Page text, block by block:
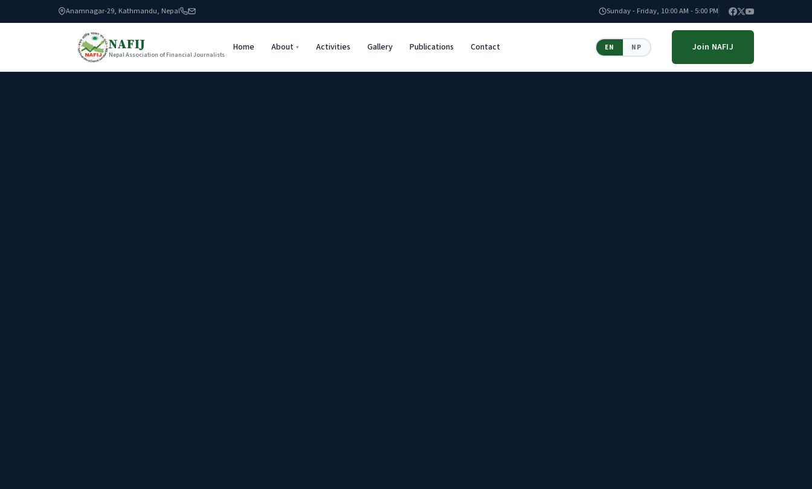
Anamnagar-29, Kathmandu, Nepal Sunday - Friday, 10:00 AM - 5:00 PM
NAFIJ
Nepal Association of Financial Journalists
Home About Activities Gallery Publications Contact EN NP Join NAFIJ